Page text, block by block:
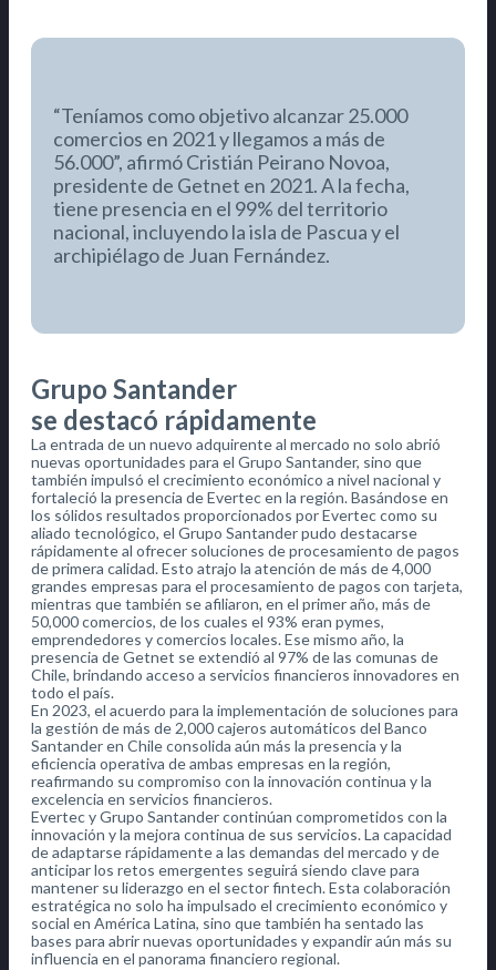
“Teníamos como objetivo alcanzar 25.000
comercios en 2021 y llegamos a más de
56.000”, afirmó Cristián Peirano Novoa,
presidente de Getnet en 2021. A la fecha,
tiene presencia en el 99% del territorio
nacional, incluyendo la isla de Pascua y el
archipiélago de Juan Fernández.
Grupo Santander
se destacó rápidamente
La entrada de un nuevo adquirente al mercado no solo abrió
nuevas oportunidades para el Grupo Santander, sino que
también impulsó el crecimiento económico a nivel nacional y
fortaleció la presencia de Evertec en la región. Basándose en
los sólidos resultados proporcionados por Evertec como su
aliado tecnológico, el Grupo Santander pudo destacarse
rápidamente al ofrecer soluciones de procesamiento de pagos
de primera calidad. Esto atrajo la atención de más de 4,000
grandes empresas para el procesamiento de pagos con tarjeta,
mientras que también se afiliaron, en el primer año, más de
50,000 comercios, de los cuales el 93% eran pymes,
emprendedores y comercios locales. Ese mismo año, la
presencia de Getnet se extendió al 97% de las comunas de
Chile, brindando acceso a servicios financieros innovadores en
todo el país.
En 2023, el acuerdo para la implementación de soluciones para
la gestión de más de 2,000 cajeros automáticos del Banco
Santander en Chile consolida aún más la presencia y la
eficiencia operativa de ambas empresas en la región,
reafirmando su compromiso con la innovación continua y la
excelencia en servicios financieros.
Evertec y Grupo Santander continúan comprometidos con la
innovación y la mejora continua de sus servicios. La capacidad
de adaptarse rápidamente a las demandas del mercado y de
anticipar los retos emergentes seguirá siendo clave para
mantener su liderazgo en el sector fintech. Esta colaboración
estratégica no solo ha impulsado el crecimiento económico y
social en América Latina, sino que también ha sentado las
bases para abrir nuevas oportunidades y expandir aún más su
influencia en el panorama financiero regional.